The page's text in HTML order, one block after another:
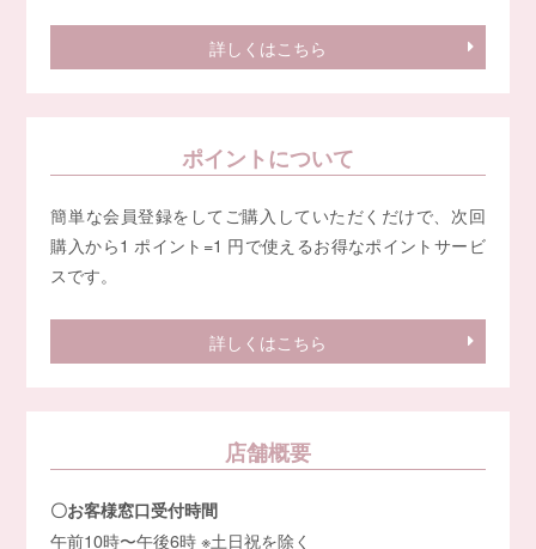
詳しくはこちら
ポイントについて
簡単な会員登録をしてご購入していただくだけで、次回
購入から1 ポイント=1 円で使えるお得なポイントサービ
スです。
詳しくはこちら
店舗概要
〇お客様窓口受付時間
午前10時〜午後6時 ※土日祝を除く